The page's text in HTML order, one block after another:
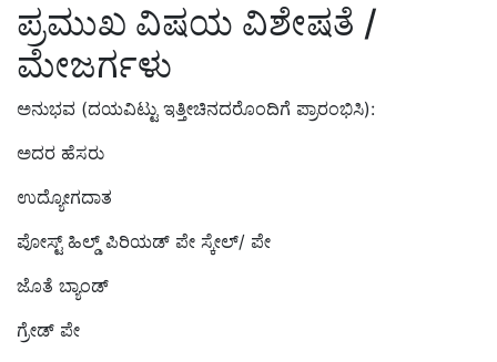
ಪ್ರಮುಖ ವಿಷಯ ವಿಶೇಷತೆ /
ಮೇಜರ್ಗಳು
ಅನುಭವ (ದಯವಿಟ್ಟು ಇತ್ತೀಚಿನದರೊಂದಿಗೆ ಪ್ರಾರಂಭಿಸಿ):
ಅದರ ಹೆಸರು
ಉದ್ಯೋಗದಾತ
ಪೋಸ್ಟ್ ಹಿಲ್ಡ್ ಪಿರಿಯಡ್ ಪೇ ಸ್ಕೇಲ್/ ಪೇ
ಜೊತೆ ಬ್ಯಾಂಡ್
ಗ್ರೇಡ್ ಪೇ